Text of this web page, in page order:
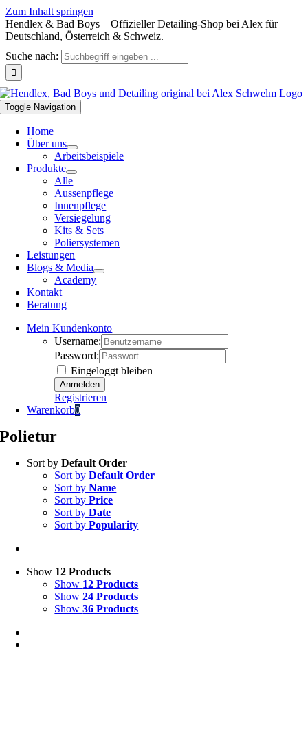
Zum Inhalt springen
Hendlex & Bad Boys – Offizieller Detailing-Shop bei Alex für
Deutschland, Österreich & Schweiz.
Suche nach:
Toggle Navigation
Home
Über uns
Arbeitsbeispiele
Produkte
Alle
Aussenpflege
Innenpflege
Versiegelung
Kits & Sets
Poliersystemen
Leistungen
Blogs & Media
Academy
Kontakt
Beratung
Mein Kundenkonto
Username:
Password:
Eingeloggt bleiben
Registrieren
Warenkorb0
Polietur
Sort byDefault Order
Sort byDefault Order
Sort byName
Sort byPrice
Sort byDate
Sort byPopularity
Show 12 Products
Show 12 Products
Show24 Products
Show36 Products